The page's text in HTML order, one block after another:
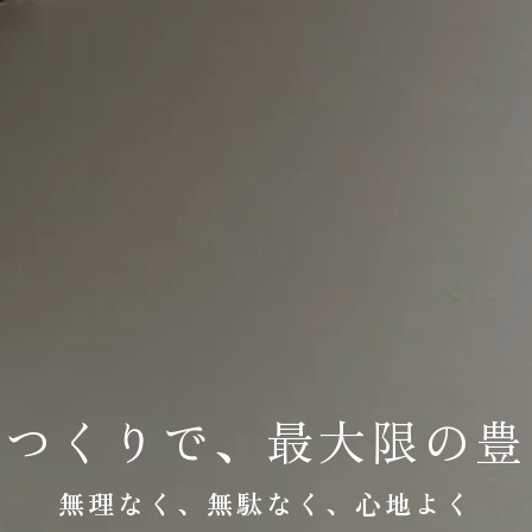
くりで、最大限の
無理なく、無駄なく、心地よく